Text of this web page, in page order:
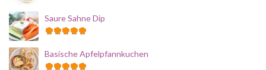
Saure Sahne Dip
Basische Apfelpfannkuchen